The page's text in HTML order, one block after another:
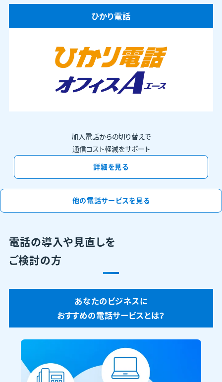
ひかり電話
加入電話からの切り替えで
通信コスト軽減をサポート
詳細を見る
他の電話サービスを見る
電話の導入や見直しを
ご検討の方
あなたのビジネスに
おすすめの電話サービスとは？